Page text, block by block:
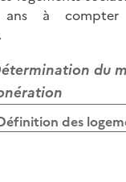
ans à
du
des